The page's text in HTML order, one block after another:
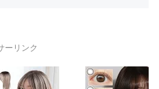
ーリンク